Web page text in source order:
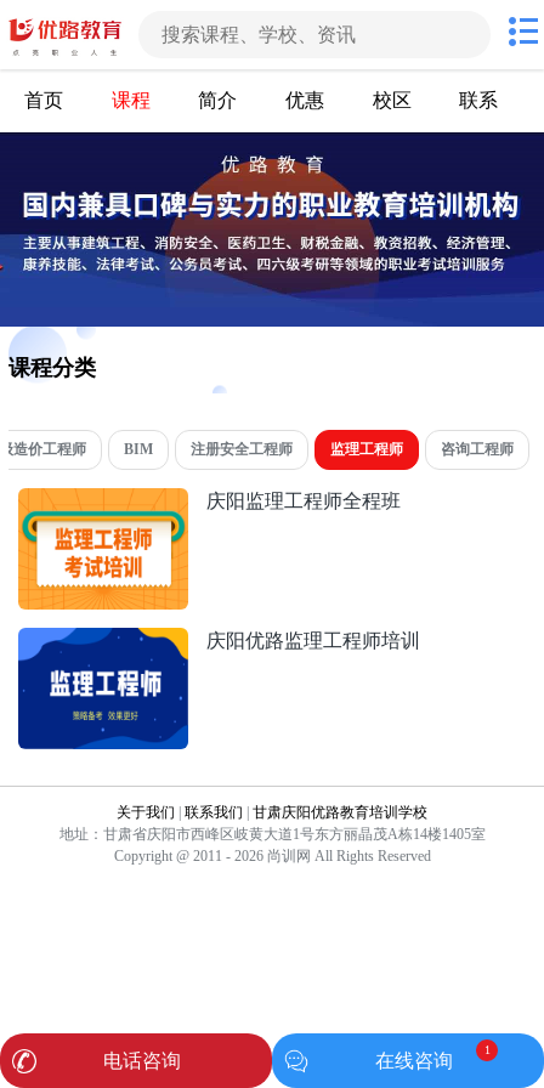
首页 课程 简介 优惠 校区 联系
课程分类
造价工程师 BIM 注册安全工程师 监理工程师 咨询工程师
庆阳监理工程师全程班
庆阳优路监理工程师培训
关于我们 联系我们
甘肃庆阳优路教育培训学校
地址：甘肃省庆阳市西峰区岐黄大道1号东方丽晶茂A栋14楼1405室
Copyright @ 2011 - 2026 尚训网 All Rights Reserved
电话咨询 在线咨询
1